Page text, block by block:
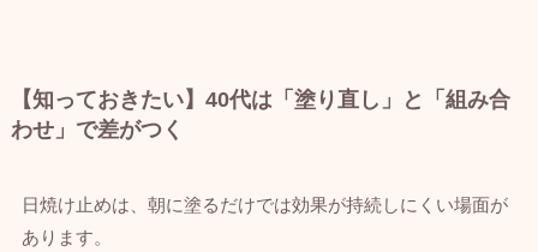
【知っておきたい】40代は「塗り直し」と「組み合
わせ」で差がつく
日焼け止めは、朝に塗るだけでは効果が持続しにくい場面が
あります。